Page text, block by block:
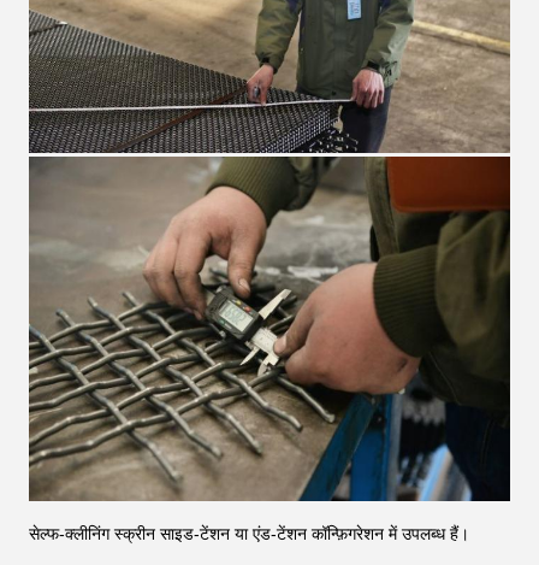
सेल्फ-क्लीनिंग स्क्रीन साइड-टेंशन या एंड-टेंशन कॉन्फ़िगरेशन में उपलब्ध हैं।